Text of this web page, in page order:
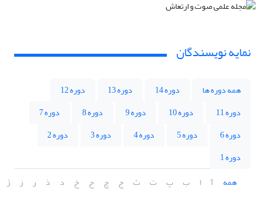
نمایه نویسندگان
همه دوره ها دوره 14 دوره 13
دوره 12
دوره 11
دوره 10 دوره 9 دوره 8
دوره 7
دوره 6
دوره 5 دوره 4 دوره 3
دوره 2
دوره 1
همه
آ ا ب پ ت ث ج چ ح خ د ذ ر ز ژ